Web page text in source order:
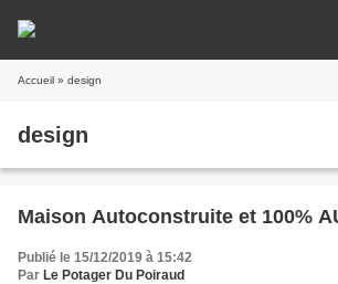
Accueil » design
design
Maison Autoconstruite et 100%
Publié le 15/12/2019 à 15:42
Par Le Potager Du Poiraud